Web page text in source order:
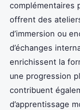
complémentaires
offrent des
d’immersion ou
d’échanges
enrichissent la
une progression
contribuent
d’apprentissage